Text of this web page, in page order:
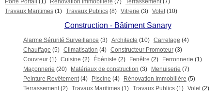
Porte Portail (1) Rénovation Immobilière (7) Terrassement (7)
Travaux Maritimes (1) Travaux Publics (8) Vitrerie (3) Volet (10)
Construction - Bâtiment Sanary
Alarme Sérurité Surveillance (3) Architecte (10) Carrelage (4)
Chauffage (5) Climatisation (4) Constructeur Promoteur (3)
Couvreur (1) Cuisine (2) Ébéniste (2) Fenêtre (2) Ferronnerie (1)
Maçonnerie (20) Matériaux de construction (3) Menuiserie (7)
Peinture Revêtement (4) Piscine (4) Rénovation Immobilière (5)
Terrassement (2) Travaux Maritimes (1) Travaux Publics (1) Volet (2)